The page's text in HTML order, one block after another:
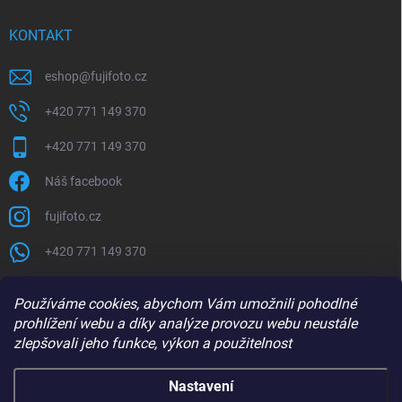
Používáme cookies, abychom Vám umožnili pohodlné
prohlížení webu a díky analýze provozu webu neustále
zlepšovali jeho funkce, výkon a použitelnost
Nastavení
KONTAKT
eshop@fujifoto.cz
+420 771 149 370
+420 771 149 370
Náš facebook
fujifoto.cz
+420 771 149 370
PŘIJÍMÁME ONLINE PLATBY